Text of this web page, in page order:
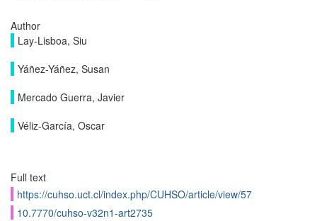
Author
Lay-Lisboa, Siu
Yáñez-Yáñez, Susan
Mercado Guerra, Javier
Véliz-García, Oscar
Full text
https://cuhso.uct.cl/index.php/CUHSO/article/view/57
10.7770/cuhso-v32n1-art2735